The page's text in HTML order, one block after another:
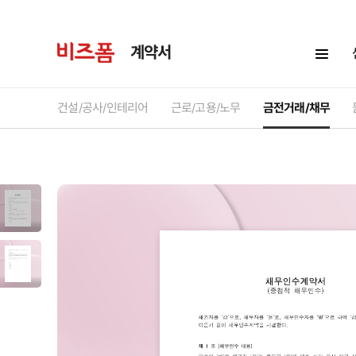
계약서
건설/공사/인테리어 근로/고용/노무 금전거래/채무